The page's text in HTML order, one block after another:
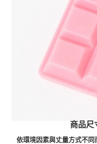
商品尺
依環境因素與丈量方式不